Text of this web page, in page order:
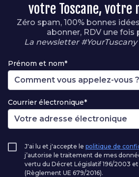
votre Toscane,
Zéro spam, 100% bonnes
abonner, RDV une fois
La newsletter
Prénom et nom*
Courrier électronique*
J'ai lu et j'accepte le politique de
j’autorise le traitement de mes
vertu du Décret Législatif 196/2003 et
(Règlement UE 679/2016).